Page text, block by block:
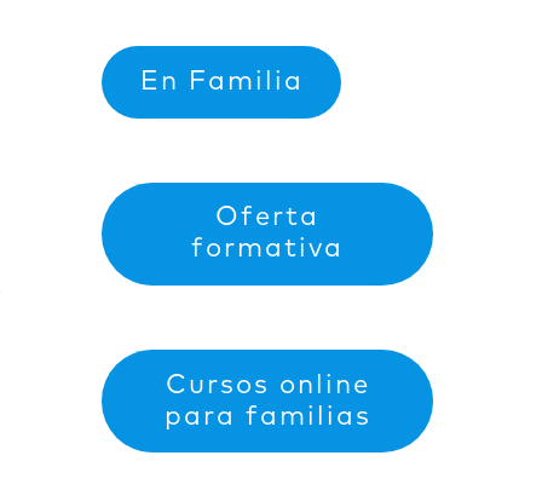
En Familia
Oferta
formativa
Cursos online
para familias